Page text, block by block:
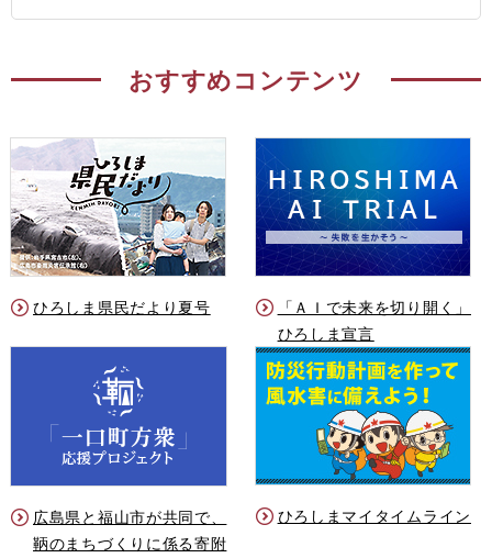
おすすめコンテンツ
ひろしま県民だより夏号
「ＡＩで未来を切り開く」
ひろしま宣言
広島県と福山市が共同で、
鞆のまちづくりに係る寄附
ひろしまマイタイムライン